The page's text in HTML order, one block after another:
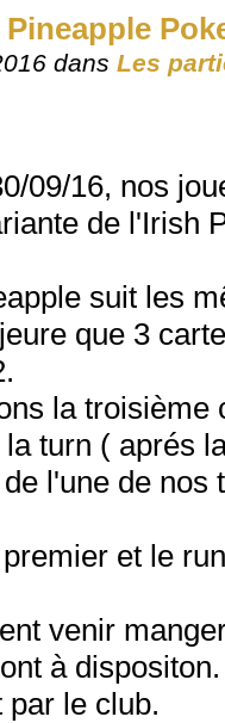
dans Les
09/16, nos
de l'Irish
suit les
que 3
la troisième
turn ( aprés
l'une de nos
et le
venir
à dispositon.
par le club.